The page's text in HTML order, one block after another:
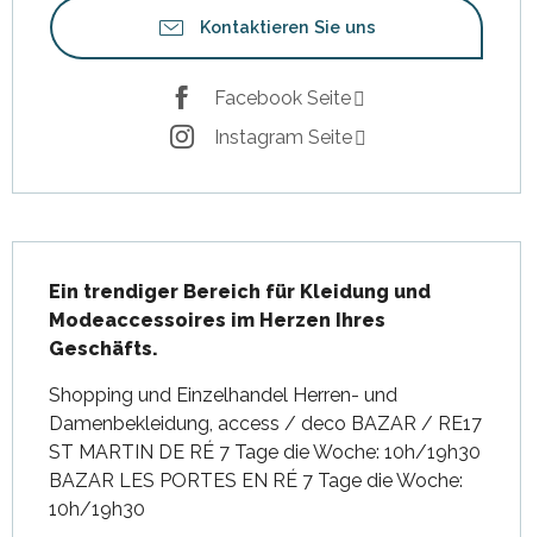
Kontaktieren Sie uns
Facebook Seite
Instagram Seite
Ein trendiger Bereich für Kleidung und
Modeaccessoires im Herzen Ihres
Geschäfts.
Shopping und Einzelhandel Herren- und
Damenbekleidung, access / deco BAZAR / RE17
ST MARTIN DE RÉ 7 Tage die Woche: 10h/19h30
BAZAR LES PORTES EN RÉ 7 Tage die Woche:
10h/19h30